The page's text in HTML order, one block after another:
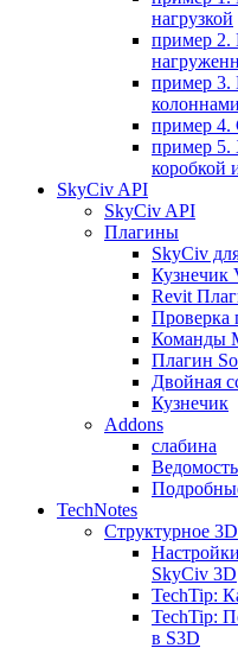
нагрузкой
пример 2.
пример 3.
колоннами
пример 4.
пример 5.
коробкой
SkyCiv API
SkyCiv API
Плагины
SkyCiv
Кузнечик
Revit
Проверка
Команды
Плагин
Двойная
Кузнечик
Addons
слабина
TechNotes
Структурное 3D
SkyCiv 3D
TechTip:
TechTip:
в S3D